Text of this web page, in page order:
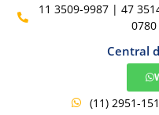
11 3509-9987 | 47
Central
(11) 2951-